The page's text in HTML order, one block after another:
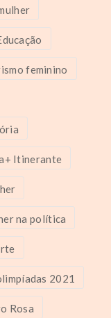
feminino
Itinerante
na política
2021
Rosa